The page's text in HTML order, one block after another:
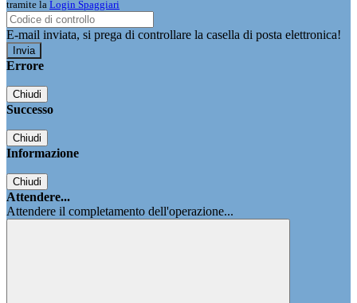
tramite la Login Spaggiari
E-mail inviata, si prega di controllare la casella di posta elettronica!
Errore
Chiudi
Successo
Chiudi
Informazione
Chiudi
Attendere...
Attendere il completamento dell'operazione...